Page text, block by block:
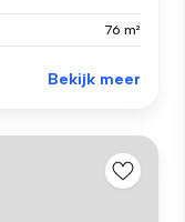
76 m²
Bekijk meer